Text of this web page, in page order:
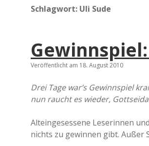
Schlagwort: Uli Sude
Veröffentlicht am 18. August 2010
Drei Tage war’s Gewinnspiel
nun raucht es wieder,
Alteingesessene Leserinnen
nichts zu gewinnen gibt. Außer